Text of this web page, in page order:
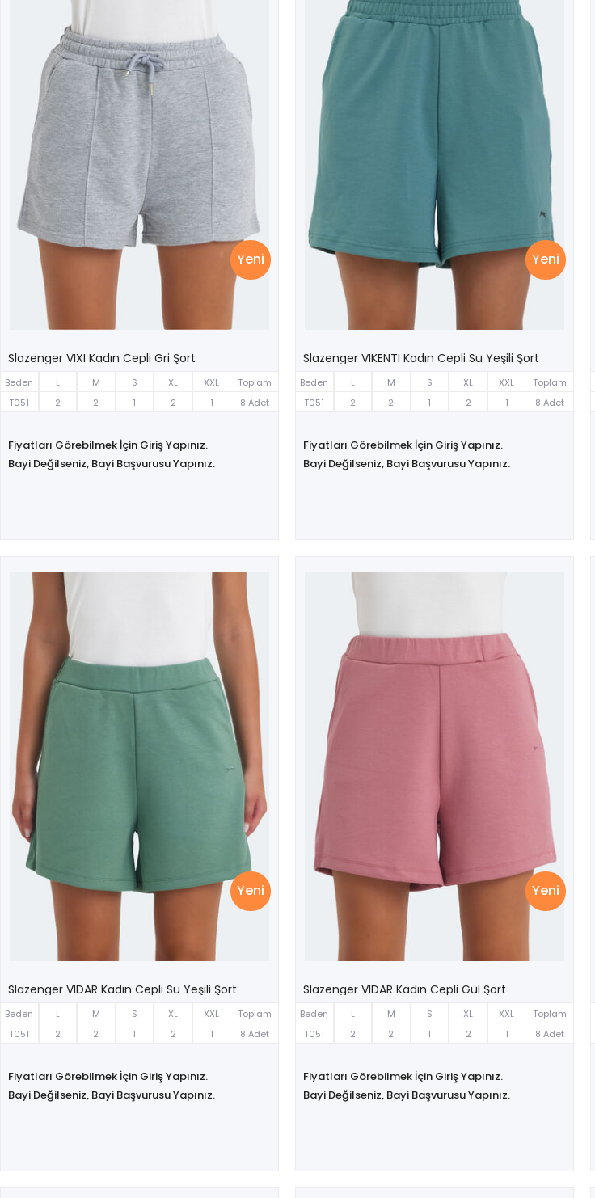
Yeni
Slazenger VIXI Kadın Cepli Gri Şort
Beden L M S XL XXL
Toplam
T051
2 2 1 2 1 8 Adet
Fiyatları Görebilmek İçin Giriş Yapınız.
Bayi Değilseniz, Bayi Başvurusu Yapınız.
Yeni
Slazenger VIKENTI Kadın Cepli Su Yeşili Şort
Beden L M S XL XXL
Toplam
T051
2 2 1 2 1 8 Adet
Fiyatları Görebilmek İçin Giriş Yapınız.
Bayi Değilseniz, Bayi Başvurusu Yapınız.
Yeni
Slazenger VIDAR Kadın Cepli Su Yeşili Şort
Beden L M S XL XXL
Toplam
T051
2 2 1 2 1 8 Adet
Fiyatları Görebilmek İçin Giriş Yapınız.
Bayi Değilseniz, Bayi Başvurusu Yapınız.
Yeni
Slazenger VIDAR Kadın Cepli Gül Şort
Beden L M S XL XXL
Toplam
T051
2 2 1 2 1 8 Adet
Fiyatları Görebilmek İçin Giriş Yapınız.
Bayi Değilseniz, Bayi Başvurusu Yapınız.